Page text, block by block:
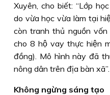
Xuyên, cho biết: “Lớp
do vừa học vừa làm tại
còn tranh thủ nguồn
cho 8 hộ vay thực hiện
đồng). Mô hình này đã
nông dân trên địa bàn xã”.
Không ngừng sáng tạo